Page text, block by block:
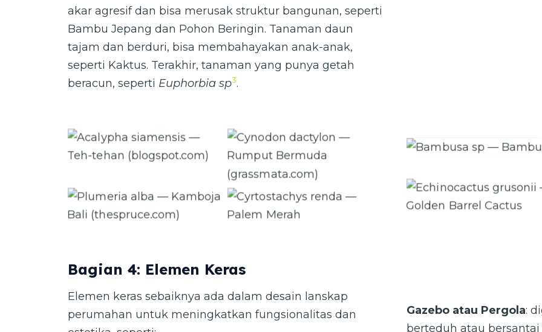
akar agresif dan bisa merusak struktur bangunan, seperti
Bambu Jepang dan Pohon Beringin. Tanaman daun
tajam dan berduri, bisa membahayakan anak-anak,
seperti Kaktus. Terakhir, tanaman yang punya getah
beracun, seperti Euphorbia sp3.
Acalypha siamensis — Teh-tehan
(blogspot.com)
Cynodon dactylon — Rumput
Bermuda (grassmata.com)
(thespruce.com)
Cyrtostachys renda — Palem
Bambusa sp — Bambu
Echinocactus grusonii —
Bagian 4: Elemen Keras
Elemen keras sebaiknya ada dalam desain lanskap
perumahan untuk meningkatkan fungsionalitas dan
Gazebo atau Pergola:
berteduh atau